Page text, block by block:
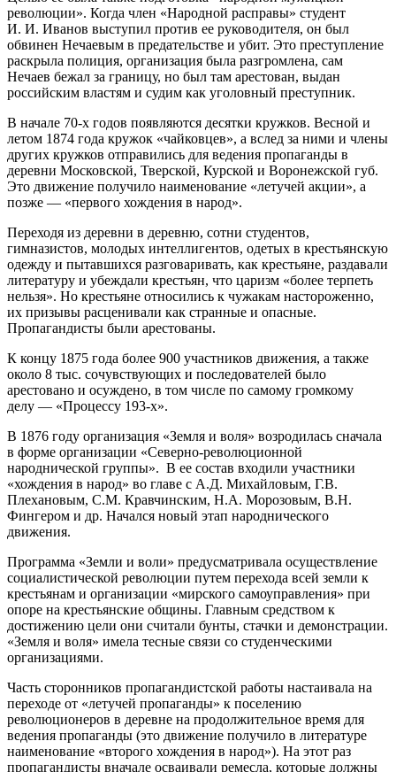
революции». Когда член «Народной расправы» студент
И. И. Иванов выступил против ее руководителя, он был
обвинен Нечаевым в предательстве и убит. Это преступление
раскрыла полиция, организация была разгромлена, сам
Нечаев бежал за границу, но был там арестован, выдан
российским властям и судим как уголовный преступник.
В начале 70-х годов появляются десятки кружков. Весной и
летом 1874 года кружок «чайковцев», а вслед за ними и члены
других кружков отправились для ведения пропаганды в
деревни Московской, Тверской, Курской и Воронежской губ.
Это движение получило наименование «летучей акции», а
позже — «первого хождения в народ».
Переходя из деревни в деревню, сотни студентов,
гимназистов, молодых интеллигентов, одетых в крестьянскую
одежду и пытавшихся разговаривать, как крестьяне, раздавали
литературу и убеждали крестьян, что царизм «более терпеть
нельзя». Но крестьяне относились к чужакам настороженно,
их призывы расценивали как странные и опасные.
Пропагандисты были арестованы.
К концу 1875 года более 900 участников движения, а также
около 8 тыс. сочувствующих и последователей было
арестовано и осуждено, в том числе по самому громкому
делу — «Процессу 193-х».
В 1876 году организация «Земля и воля» возродилась сначала
в форме организации «Северно-революционной
народнической группы». В ее состав входили участники
«хождения в народ» во главе с А.Д. Михайловым, Г.В.
Плехановым, С.М. Кравчинским, Н.А. Морозовым, В.Н.
Фингером и др. Начался новый этап народнического
движения.
Программа «Земли и воли» предусматривала осуществление
социалистической революции путем перехода всей земли к
крестьянам и организации «мирского самоуправления» при
опоре на крестьянские общины. Главным средством к
достижению цели они считали бунты, стачки и демонстрации.
«Земля и воля» имела тесные связи со студенческими
организациями.
Часть сторонников пропагандистской работы настаивала на
переходе от «летучей пропаганды» к поселению
революционеров в деревне на продолжительное время для
ведения пропаганды (это движение получило в литературе
наименование «второго хождения в народ»). На этот раз
пропагандисты вначале осваивали ремесла, которые должны